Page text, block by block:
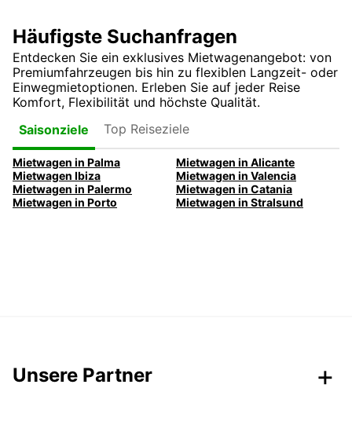
Häufigste Suchanfragen
Entdecken Sie ein exklusives Mietwagenangebot: von
Premiumfahrzeugen bis hin zu flexiblen Langzeit- oder
Einwegmietoptionen. Erleben Sie auf jeder Reise
Komfort, Flexibilität und höchste Qualität.
Saisonziele
Top Reiseziele
Mietwagen in Palma
Mietwagen in Alicante
Mietwagen Ibiza
Mietwagen in Valencia
Mietwagen in Palermo
Mietwagen in Catania
Mietwagen in Porto
Mietwagen in Stralsund
Unsere Partner